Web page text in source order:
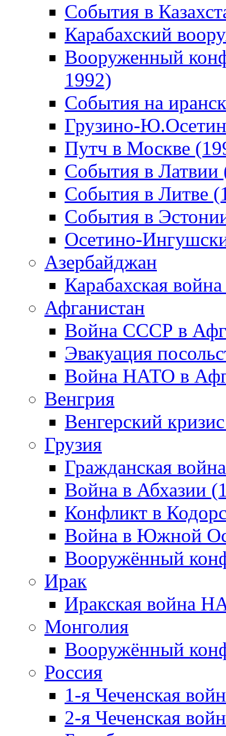
События в
Карабахский
Вооруженный
1992)
События на
Грузино-
Путч в Москве
События в Латвии
События в Литве
События в
Осетино-
Азербайджан
Карабахская
Афганистан
Война СССР в
Эвакуация
Война НАТО в
Венгрия
Венгерский
Грузия
Гражданская
Война в Абхазии
Конфликт в
Война в Южной
Вооружённый
Ирак
Иракская война
Монголия
Вооружённый
Россия
1-я Чеченская
2-я Чеченская